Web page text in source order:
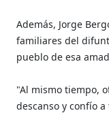
Además, Jorge
familiares del
pueblo de esa
"Al mismo tiempo,
descanso y confío